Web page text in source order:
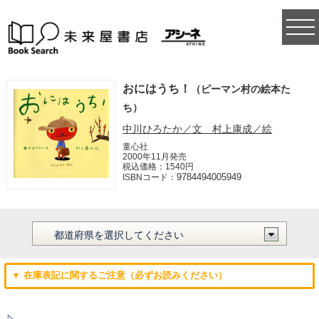
おにはうち！
（ピーマン村の絵本た
ち）
中川ひろたか／文 村上康成／絵
童心社
2000年11月発売
税込価格：1540円
ISBNコード：9784494005949
▼ 在庫表記に関するご注意（必ずお読みください）